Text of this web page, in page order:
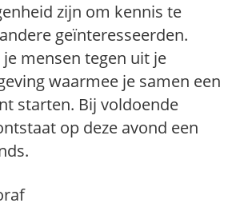
zijn om kennis te
geïnteresseerden.
mensen tegen uit je
waarmee je samen een
starten. Bij voldoende
op deze avond een